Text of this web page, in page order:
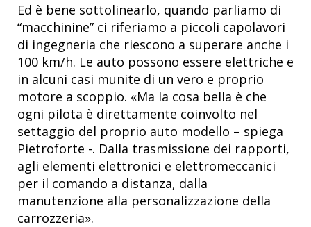
Ed è bene sottolinearlo, quando parliamo di
“macchinine” ci riferiamo a piccoli capolavori
di ingegneria che riescono a superare anche i
100 km/h. Le auto possono essere elettriche e
in alcuni casi munite di un vero e proprio
motore a scoppio. «Ma la cosa bella è che
ogni pilota è direttamente coinvolto nel
settaggio del proprio auto modello – spiega
Pietroforte -. Dalla trasmissione dei rapporti,
agli elementi elettronici e elettromeccanici
per il comando a distanza, dalla
manutenzione alla personalizzazione della
carrozzeria».